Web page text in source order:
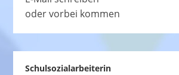
oder vorbei kommen
Schulsozialarbeiterin